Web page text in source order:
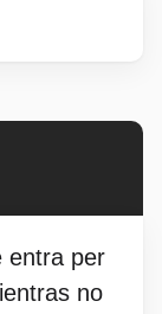
entra per
no